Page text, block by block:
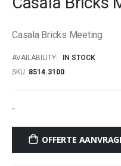
the
gallery
Casala Bricks Meeting
AVAILABILITY:
IN STOCK
SKU 8514.3100
-
OFFERTE